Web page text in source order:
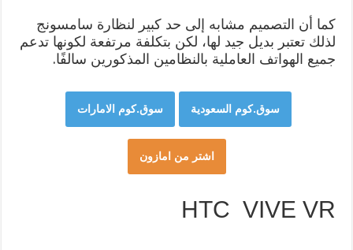
كما أن التصميم مشابه إلى حد كبير لنظارة سامسونج
لذلك تعتبر بديل جيد لها، لكن بتكلفة مرتفعة لكونها تدعم
جميع الهواتف العاملية بالنظامين المذكورين سالفًا.
سوق.كوم السعودية سوق.كوم الامارات
اشتر من امازون
HTC VIVE VR